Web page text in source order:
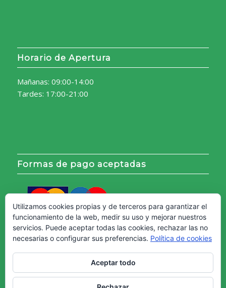
Horario de Apertura
Mañanas: 09:00-14:00
Tardes: 17:00-21:00
Formas de pago aceptadas
Utilizamos cookies propias y de terceros para garantizar el
funcionamiento de la web, medir su uso y mejorar nuestros
servicios. Puede aceptar todas las cookies, rechazar las no
necesarias o configurar sus preferencias. Política de cookies
Aceptar todo